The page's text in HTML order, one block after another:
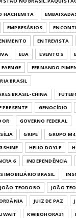
HACHEMITA
EMPRESÁRIOS
ENTREVISTA
EUA EVENTOS
FAENGE FERNANDO
BRASIL
BRASIL-CHINA
PRESENTE GENOCÍDIO
GOVERNO FEDERAL
GRIPE GRUPO M4
HELIO DOYLE
6 INDEPENDÊNCIA
IMOBILIÁRIO BRASIL
JOÃO TEODORO
JOÃO
JUIZ DE PAZ
KWIBOHORA31